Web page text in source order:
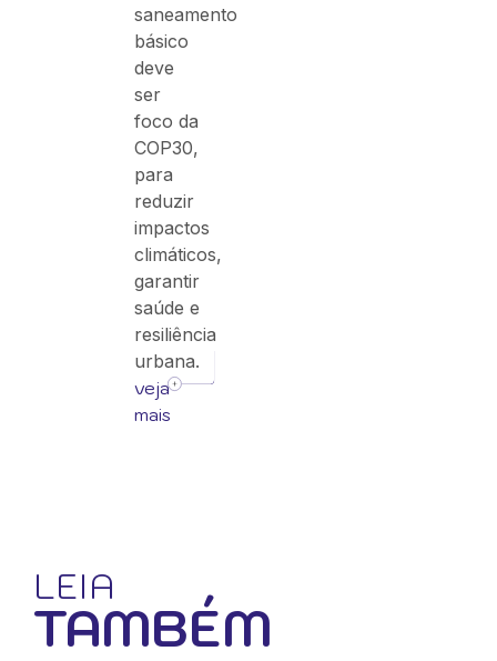
saneamento
básico
deve
ser
foco da
COP30,
para
reduzir
impactos
climáticos,
garantir
saúde e
resiliência
urbana.
veja
mais
LEIA
TAMBÉM